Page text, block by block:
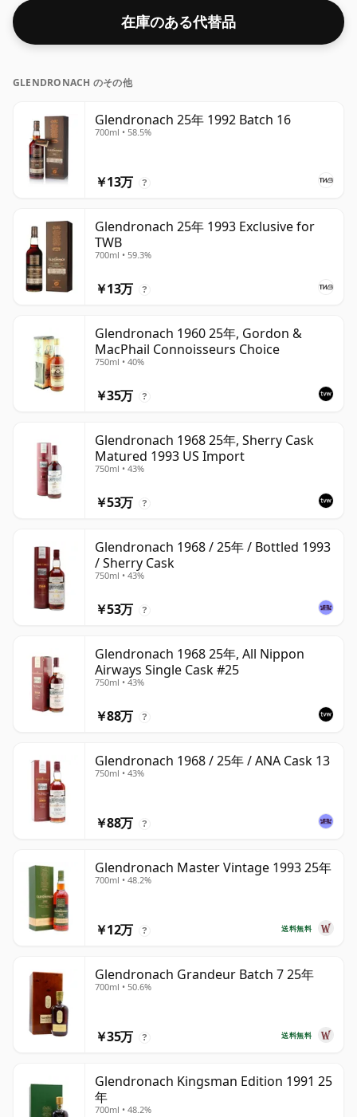
在庫のある代替品
GLENDRONACH のその他
Glendronach 25年 1992 Batch 16
700ml • 58.5%
￥13万 ?
Glendronach 25年 1993 Exclusive for
TWB
700ml • 59.3%
￥13万 ?
Glendronach 1960 25年, Gordon &
MacPhail Connoisseurs Choice
750ml • 40%
￥35万 ?
Glendronach 1968 25年, Sherry Cask
Matured 1993 US Import
750ml • 43%
￥53万 ?
Glendronach 1968 / 25年 / Bottled 1993
/ Sherry Cask
750ml • 43%
￥53万 ?
Glendronach 1968 25年, All Nippon
Airways Single Cask #25
750ml • 43%
￥88万 ?
Glendronach 1968 / 25年 / ANA Cask 13
750ml • 43%
￥88万 ?
Glendronach Master Vintage 1993 25年
700ml • 48.2%
送料無料
￥12万 ?
Glendronach Grandeur Batch 7 25年
700ml • 50.6%
送料無料
￥35万 ?
Glendronach Kingsman Edition 1991 25
年
700ml • 48.2%